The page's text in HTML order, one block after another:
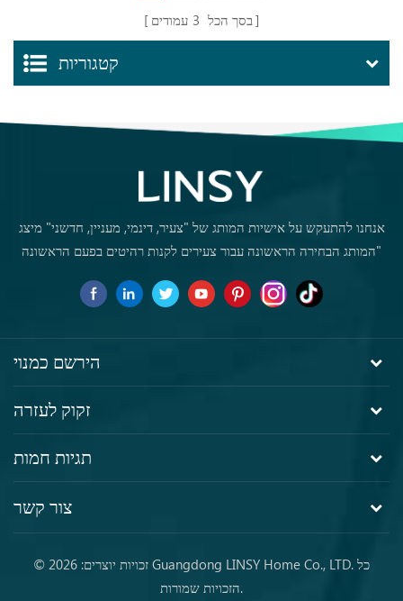
בסך הכל 3 עמודים
קטגוריות
אנחנו להתעקש על אישיות המותג של "צעיר, דינמי, מעניין, חדשני" מיצג
"המותג הבחירה הראשונה עבור צעירים לקנות רהיטים בפעם הראשונה
הירשם כמנוי
זקוק לעזרה
תגיות חמות
צור קשר
© זכויות יוצרים: 2026 Guangdong LINSY Home Co., LTD. כל
הזכויות שמורות.